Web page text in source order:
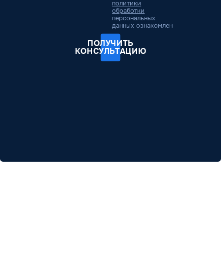
политики
обработки
персональных
данных ознакомлен
ПОЛУЧИТЬ
КОНСУЛЬТАЦИЮ